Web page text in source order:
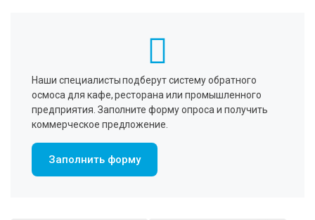
Наши специалисты подберут систему обратного
осмоса для кафе, ресторана или промышленного
предприятия. Заполните форму опроса и получить
коммерческое предложение.
Заполнить форму